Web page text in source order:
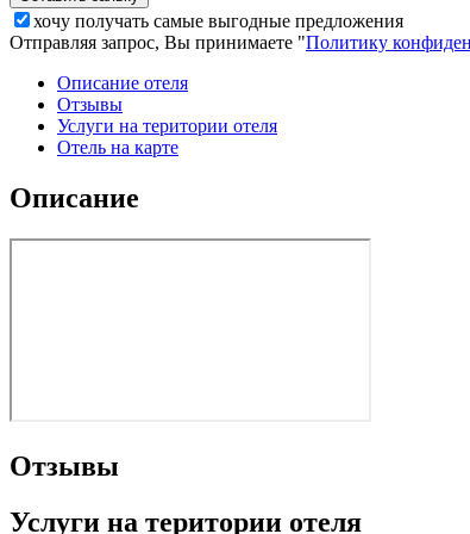
хочу получать самые выгодные предложения
Отправляя запрос, Вы принимаете "Политику
Описание отеля
Отзывы
Услуги на територии отеля
Отель на карте
Описание
Отзывы
Услуги на територии отеля